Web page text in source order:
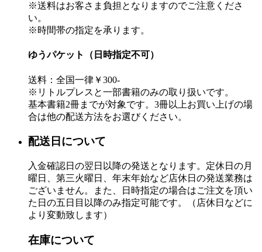
※送料はお客さま負担となりますのでご注意くださ
い。
※時間帯の指定を承ります。
ゆうパケット（日時指定不可）
送料：全国一律￥300-
※リトルプレスと一部書籍のみの取り扱いです。
基本書籍2冊までが対象です。3冊以上お買い上げの場
合は他の配送方法をお選びください。
配送日について
入金確認日の翌日以降の発送となります。定休日の月
曜日、第三火曜日、年末年始など店休日の発送業務は
ございません。また、日時指定の場合はご注文を頂い
た日の五日目以降のみ指定可能です。（店休日などに
より変動致します）
在庫について